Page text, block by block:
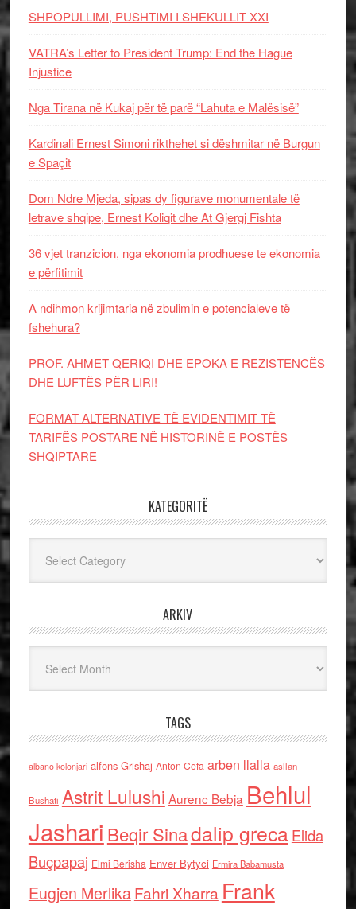
SHPOPULLIMI, PUSHTIMI I SHEKULLIT XXI
VATRA’s Letter to President Trump: End the Hague
Injustice
Nga Tirana në Kukaj për të parë “Lahuta e Malësisë”
Kardinali Ernest Simoni rikthehet si dëshmitar në Burgun
e Spaçit
Dom Ndre Mjeda, sipas dy figurave monumentale të
letrave shqipe, Ernest Koliqit dhe At Gjergj Fishta
36 vjet tranzicion, nga ekonomia prodhuese te ekonomia
e përfitimit
A ndihmon krijimtaria në zbulimin e potencialeve të
fshehura?
PROF. AHMET QERIQI DHE EPOKA E REZISTENCЁS
DHE LUFTЁS PЁR LIRI!
FORMAT ALTERNATIVE TË EVIDENTIMIT TË
TARIFËS POSTARE NË HISTORINË E POSTËS
SHQIPTARE
KATEGORITË
ARKIV
TAGS
albano kolonjari alfons Grishaj Anton Cefa arben llalla asllan
Bushati Astrit Lulushi Aurenc Bebja Behlul
Jashari Beqir Sinadalip grecaElida
Buçpapaj Elmi Berisha Enver Bytyci Ermira Babamusta
Eugjen MerlikaFahri Xharra Frank